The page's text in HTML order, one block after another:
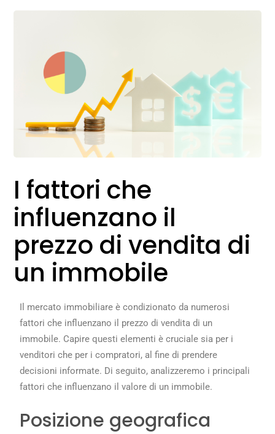
I fattori che
influenzano il
prezzo di vendita di
un immobile
Il mercato immobiliare è condizionato da numerosi
fattori che influenzano il prezzo di vendita di un
immobile. Capire questi elementi è cruciale sia per i
venditori che per i compratori, al fine di prendere
decisioni informate. Di seguito, analizzeremo i principali
fattori che influenzano il valore di un immobile.
Posizione geografica